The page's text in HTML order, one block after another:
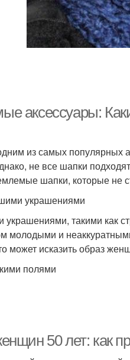
аксессуары:
из самых популярных
не все шапки
шапки, которые не
украшениями
такими как
молодыми и
может исказить образ
полями
50 лет: как